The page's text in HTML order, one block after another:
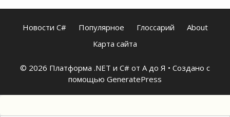
Новости C# Популярное Глоссарий
About
Карта сайта
© 2026 Платформа .NET и C# от А до Я • Создано с
помощью GeneratePress